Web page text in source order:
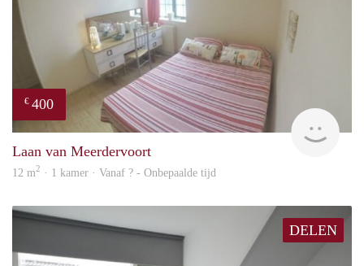
€ 400
Laan van Meerdervoort
12 m2 · 1 kamer · Vanaf ? - Onbepaalde tijd
DELEN